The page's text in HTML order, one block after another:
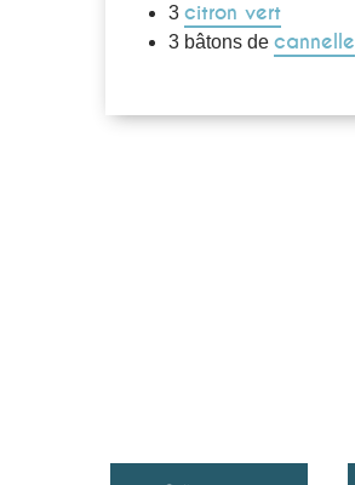
3 citron vert
3 bâtons de cannelle